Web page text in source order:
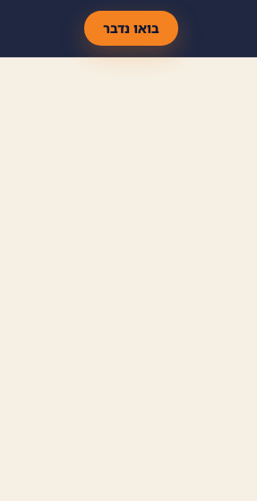
בואו נדבר